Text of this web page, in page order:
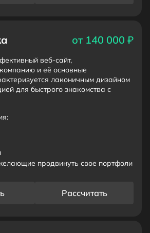
от 140 000 ₽
веб-сайт,
и её основные
лаконичным дизайном
для быстрого знакомства с
продвинуть свое портфоли
Рассчитать